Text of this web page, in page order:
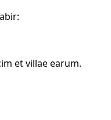
et villae earum.